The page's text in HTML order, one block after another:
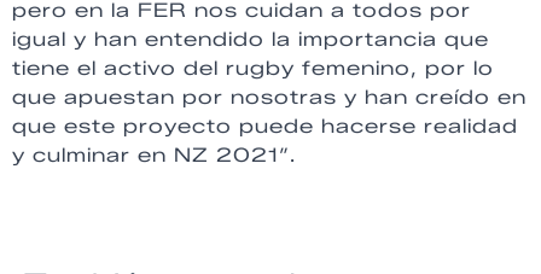
pero en la FER nos cuidan a todos por
igual y han entendido la importancia que
tiene el activo del rugby femenino, por lo
que apuestan por nosotras y han creído en
que este proyecto puede hacerse realidad
y culminar en NZ 2021″.